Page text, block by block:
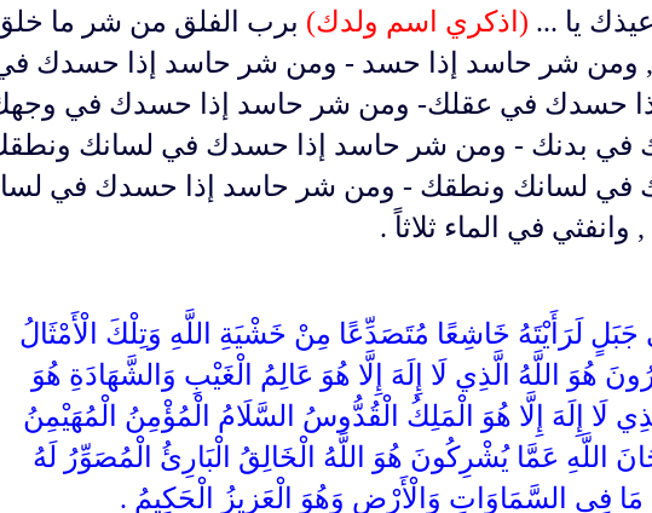
يا ... (اذكري اسم ولدك) برب الفلق من شر ما
ومن شر حاسد إذا حسد - ومن شر حاسد إذا حسدك
حسدك في عقلك- ومن شر حاسد إذا حسدك في
في بدنك - ومن شر حاسد إذا حسدك في لسانك
في لسانك ونطقك - ومن شر حاسد إذا حسدك في
في الماء ثلاثاً .
جَبَلٍ لَرَأَيْتَهُ خَاشِعًا مُتَصَدِّعًا مِنْ خَشْيَةِ اللَّهِ وَتِلْكَ الْأَمْثَالُ
هُوَ اللَّهُ الَّذِي لَا إِلَهَ إِلَّا هُوَ عَالِمُ الْغَيْبِ وَالشَّهَادَةِ هُوَ
لَا إِلَهَ إِلَّا هُوَ الْمَلِكُ الْقُدُّوسُ السَّلَامُ الْمُؤْمِنُ الْمُهَيْمِنُ
اللَّهِ عَمَّا يُشْرِكُونَ هُوَ اللَّهُ الْخَالِقُ الْبَارِئُ الْمُصَوِّرُ لَهُ
مَا فِي السَّمَاوَاتِ وَالْأَرْضِ وَهُوَ الْعَزِيزُ الْحَكِيمُ .